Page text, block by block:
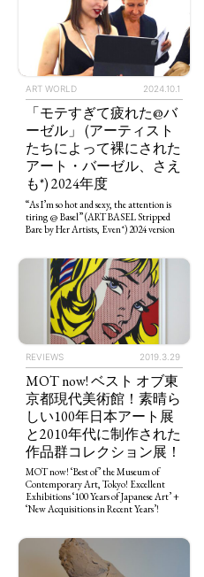
TAGS PEOPLE
ART WORLD CULTURAL ESSAYS
POLITICS
ART WORLD 2024.10.1
「モテすぎて疲れた@バ
ーゼル」 (アーティスト
たちによって裸にされた
アート・バーゼル、さえ
も*) 2024年度
“As I’m so hot and sexy, the attention is
tiring @ Basel” (ART BASEL Stripped
Bare by Her Artists, Even*) 2024 version
REVIEWS 2019.3.29
MOT now! ベスト オブ東
京都現代美術館！素晴ら
しい100年日本アート展
と2010年代に制作された
作品群コレクション展！
MOT now! ‘Best of’ the Museum of
Contemporary Art, Tokyo! Excellent
Exhibitions ‘100 Years of Japanese Art’ +
‘New Acquisitions in Recent Years’!